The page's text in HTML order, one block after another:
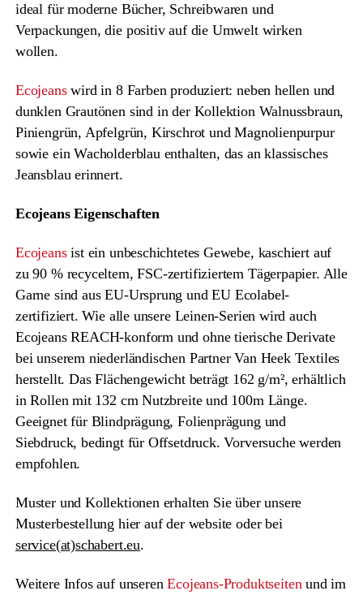
ideal für moderne Bücher, Schreibwaren und
Verpackungen, die positiv auf die Umwelt wirken
wollen.
Ecojeanswird in 8 Farben produziert: neben hellen und
dunklen Grautönen sind in der Kollektion Walnussbraun,
Piniengrün, Apfelgrün, Kirschrot und Magnolienpurpur
sowie ein Wacholderblau enthalten, das an klassisches
Jeansblau erinnert.
Ecojeans Eigenschaften
Ecojeansist ein unbeschichtetes Gewebe, kaschiert auf
zu 90 % recyceltem, FSC-zertifiziertem Tägerpapier. Alle
Garne sind aus EU-Ursprung und EU Ecolabel-
zertifiziert. Wie alle unsere Leinen-Serien wird auch
Ecojeans REACH-konform und ohne tierische Derivate
bei unserem niederländischen Partner Van Heek Textiles
herstellt. Das Flächengewicht beträgt 162 g/m², erhältlich
in Rollen mit 132 cm Nutzbreite und 100m Länge.
Geeignet für Blindprägung, Folienprägung und
Siebdruck, bedingt für Offsetdruck. Vorversuche werden
empfohlen.
Muster und Kollektionen erhalten Sie über unsere
Musterbestellung hier auf der website oder bei
service(at)schabert.eu.
Weitere Infos auf unserenEcojeans-Produktseiten und im